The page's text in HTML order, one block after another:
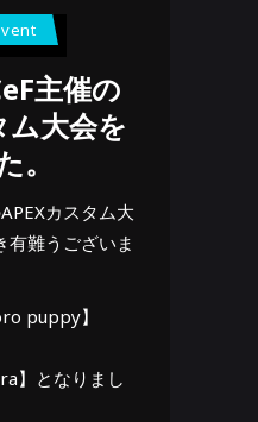
主催の
ム大会を
。
カスタム大
有難うございま
puppy】
】となりまし